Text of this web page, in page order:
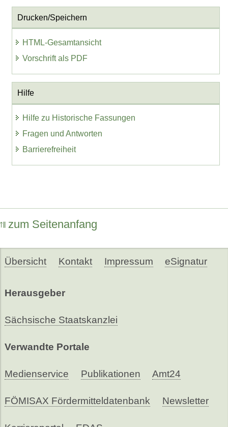
Drucken/Speichern
HTML-Gesamtansicht
Vorschrift als PDF
Hilfe
Hilfe zu Historische Fassungen
Fragen und Antworten
Barrierefreiheit
zum Seitenanfang
Übersicht Kontakt Impressum eSignatur
Herausgeber
Sächsische Staatskanzlei
Verwandte Portale
Medienservice Publikationen Amt24
FÖMISAX Fördermitteldatenbank Newsletter